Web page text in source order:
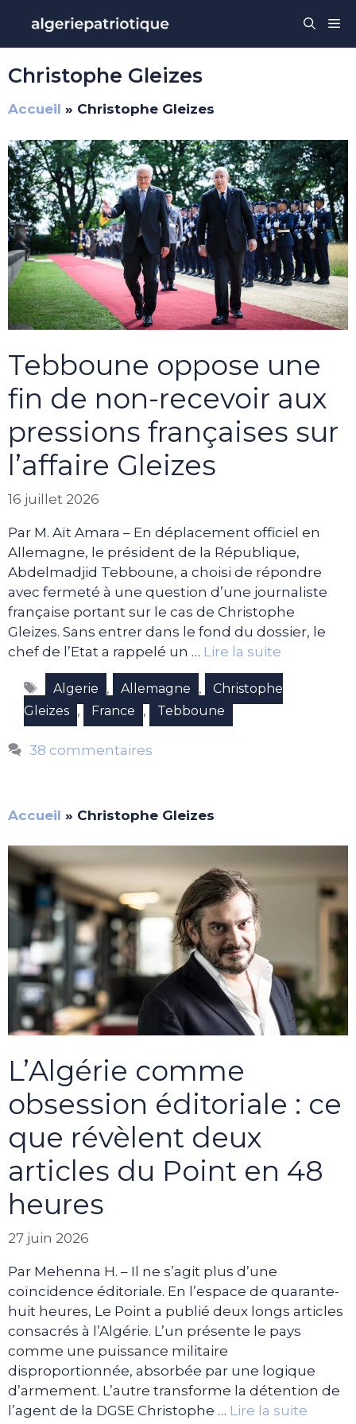
contenu
Christophe Gleizes
Accueil » Christophe Gleizes
Tebboune oppose une
fin de non-recevoir aux
pressions françaises sur
l’affaire Gleizes
16 juillet 2026
Par M. Aït Amara – En déplacement officiel en
Allemagne, le président de la République,
Abdelmadjid Tebboune, a choisi de répondre
avec fermeté à une question d’une journaliste
française portant sur le cas de Christophe
Gleizes. Sans entrer dans le fond du dossier, le
chef de l’Etat a rappelé un … Lire la suite
Étiquettes
Algerie , Allemagne ,
Christophe
Gleizes , France , Tebboune
38 commentaires
Accueil » Christophe Gleizes
L’Algérie comme
obsession éditoriale : ce
que révèlent deux
articles du Point en 48
heures
27 juin 2026
Par Mehenna H. – Il ne s’agit plus d’une
coïncidence éditoriale. En l’espace de quarante-
huit heures, Le Point a publié deux longs articles
consacrés à l’Algérie. L’un présente le pays
comme une puissance militaire
disproportionnée, absorbée par une logique
d’armement. L’autre transforme la détention de
l’agent de la DGSE Christophe … Lire la suite